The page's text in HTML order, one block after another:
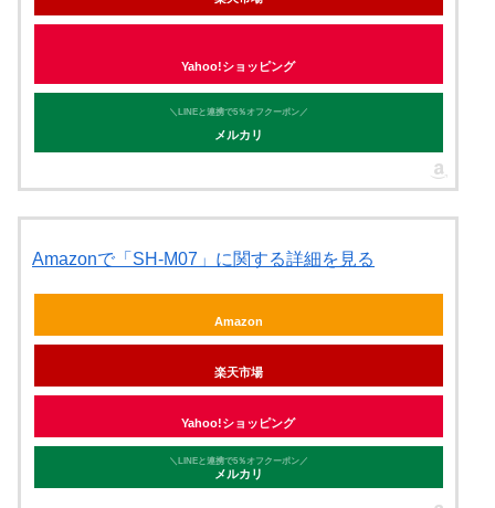
Yahoo!ショッピング
＼LINEと連携で5％オフクーポン／
メルカリ
Amazonで「SH-M07」に関する詳細を見る
Amazon
楽天市場
Yahoo!ショッピング
＼LINEと連携で5％オフクーポン／
メルカリ